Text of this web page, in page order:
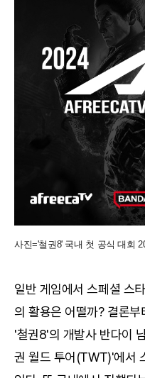
사진='철권8' 국내 첫 공식 대회
일반 게임에서 스페셜 스
의 활용은 어떨까? 결론
'철권8'의 개발사 반다이
권 월드 투어(TWT)'에서